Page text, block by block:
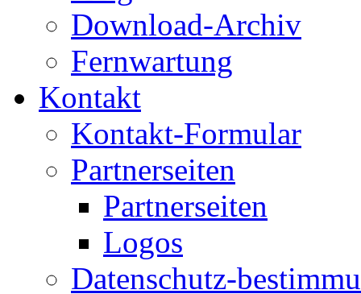
Download-Archiv
Fernwartung
Kontakt
Kontakt-Formular
Partnerseiten
Partnerseiten
Logos
Datenschutz-